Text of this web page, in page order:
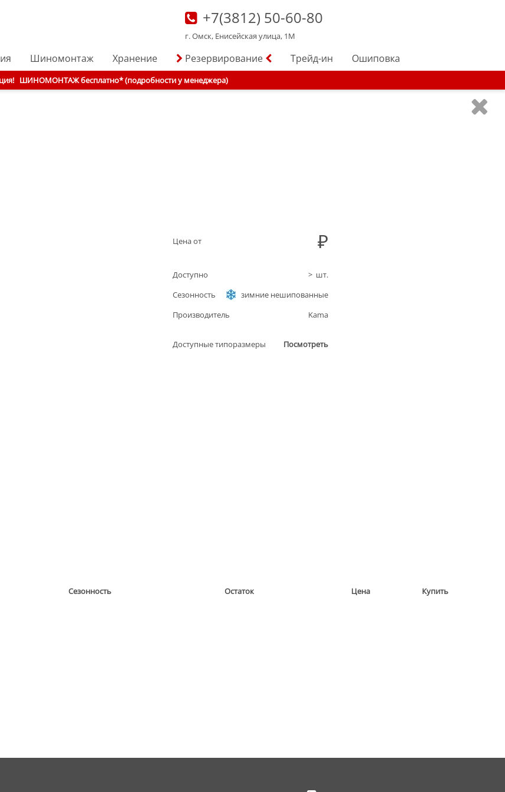
+7(3812) 50-60-80
г. Омск, Енисейская улица, 1М
Шиномонтаж Хранение Резервирование Трейд-ин Ошиповка
ШИНОМОНТАЖ бесплатно* (подробности у менеджера)
Цена от
Доступно > шт.
Сезонность
зимние нешипованные
Производитель
Kama
Доступные типоразмеры Посмотреть
Сезонность Остаток Цена Купить